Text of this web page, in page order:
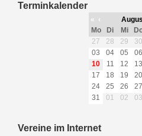
Terminkalender
« ‹
Mo
Di Mi
27
28 29 30
03
04 05 06
10
11 12 13
17
18 19 20
24
25 26 27
31
01 02 03
Vereine im Internet